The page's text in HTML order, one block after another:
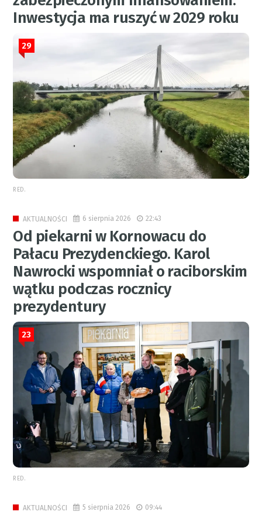
Inwestycja ma ruszyć w 2029 roku
29
RED.
AKTUALNOŚCI 6 sierpnia 2026 22:43
Od piekarni w Kornowacu do
Pałacu Prezydenckiego. Karol
Nawrocki wspomniał o raciborskim
wątku podczas rocznicy
prezydentury
23
RED.
AKTUALNOŚCI 5 sierpnia 2026 09:44